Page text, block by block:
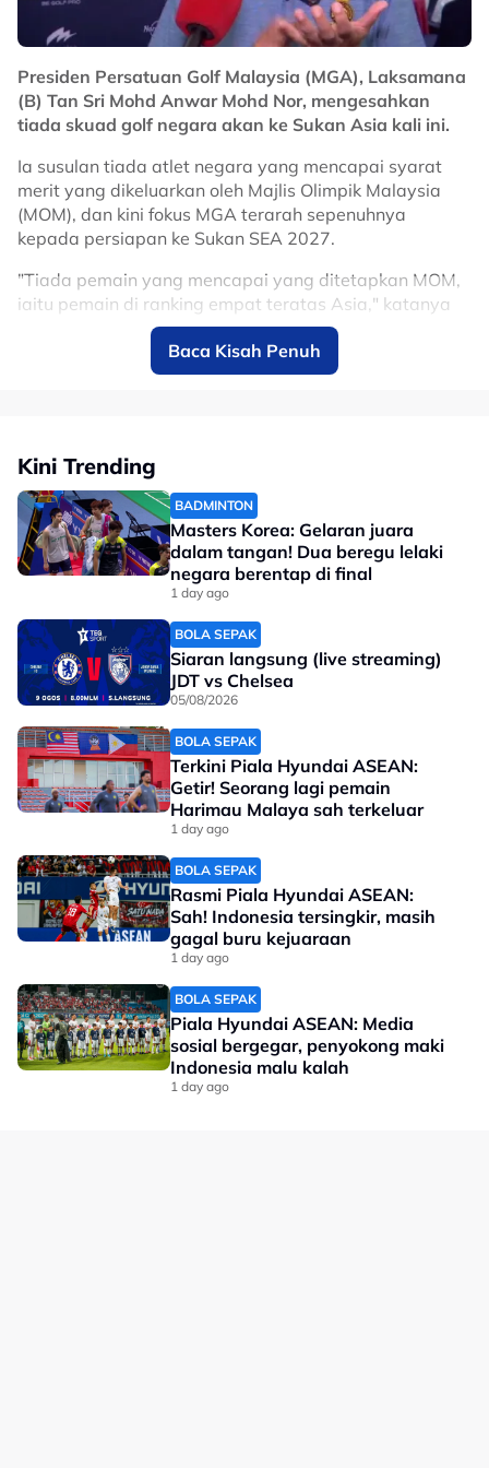
Presiden Persatuan Golf Malaysia (MGA), Laksamana
(B) Tan Sri Mohd Anwar Mohd Nor, mengesahkan
tiada skuad golf negara akan ke Sukan Asia kali ini.
Ia susulan tiada atlet negara yang mencapai syarat
merit yang dikeluarkan oleh Majlis Olimpik Malaysia
(MOM), dan kini fokus MGA terarah sepenuhnya
kepada persiapan ke Sukan SEA 2027.
"Tiada pemain yang mencapai yang ditetapkan MOM,
iaitu pemain di ranking empat teratas Asia," katanya
yang ditemui dalam majlis pelancaran aplikasi
'Dimpels Pass' dengan kerjasama MGA yang menjadi
platform untuk memudahkan semua pemain golf di
No node context available.
Related Topics
#golf
Baca Kisah Penuh
Kini Trending
BADMINTON
Masters Korea: Gelaran juara
dalam tangan! Dua beregu lelaki
negara berentap di final
1 day ago
BOLA SEPAK
Siaran langsung (live streaming)
JDT vs Chelsea
05/08/2026
BOLA SEPAK
Terkini Piala Hyundai ASEAN:
Getir! Seorang lagi pemain
Harimau Malaya sah terkeluar
1 day ago
BOLA SEPAK
Rasmi Piala Hyundai ASEAN:
Sah! Indonesia tersingkir, masih
gagal buru kejuaraan
1 day ago
BOLA SEPAK
Piala Hyundai ASEAN: Media
sosial bergegar, penyokong maki
Indonesia malu kalah
1 day ago